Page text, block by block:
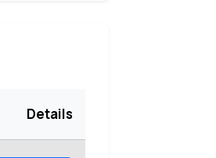
Details